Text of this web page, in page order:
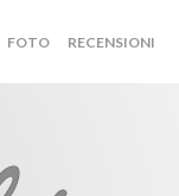
FOTO RECENSIONI